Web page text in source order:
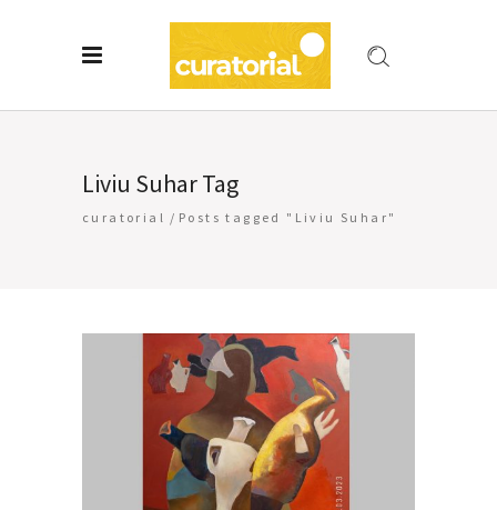
Liviu Suhar Tag
curatorial / Posts tagged "Liviu Suhar"